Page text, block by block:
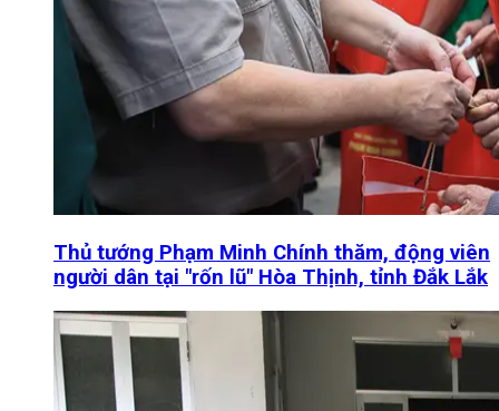
Thủ tướng Phạm Minh Chính thăm, động viên
người dân tại "rốn lũ" Hòa Thịnh, tỉnh Đắk Lắk